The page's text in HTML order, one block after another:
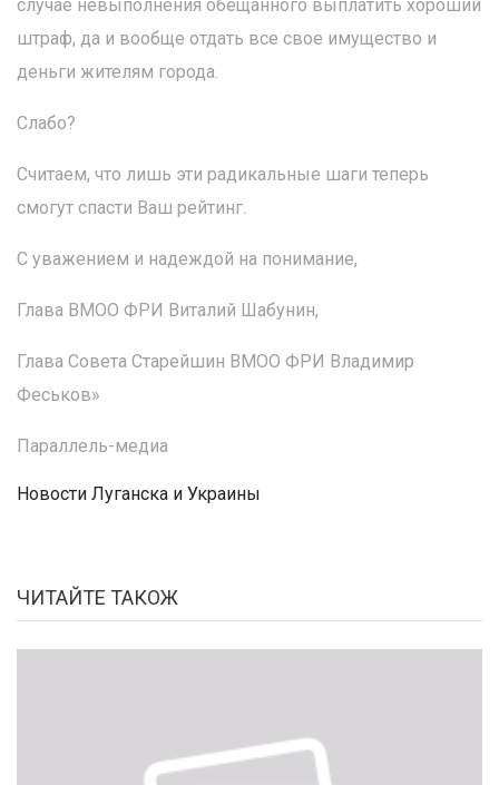
случае невыполнения обещанного выплатить хороший
штраф, да и вообще отдать все свое имущество и
деньги жителям города.
Слабо?
Считаем, что лишь эти радикальные шаги теперь
смогут спасти Ваш рейтинг.
С уважением и надеждой на понимание,
Глава ВМОО ФРИ Виталий Шабунин,
Глава Совета Старейшин ВМОО ФРИ Владимир
Феськов»
Параллель-медиа
Новости Луганска и Украины
ЧИТАЙТЕ ТАКОЖ